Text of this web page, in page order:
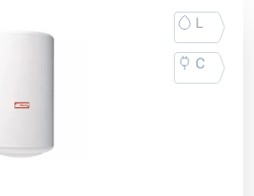
L
C